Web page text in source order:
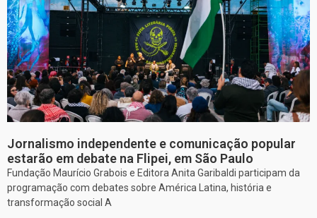
Jornalismo independente e comunicação popular
estarão em debate na Flipei, em São Paulo
Fundação Maurício Grabois e Editora Anita Garibaldi participam da
programação com debates sobre América Latina, história e
transformação social A